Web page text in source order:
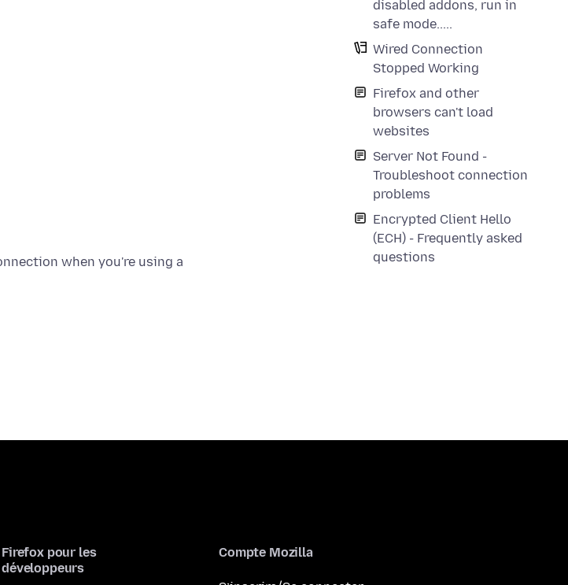
disabled addons, run in
safe mode.....
Wired Connection
Stopped Working
Firefox and other
browsers can't load
websites
Server Not Found -
Troubleshoot connection
problems
Encrypted Client Hello
(ECH) - Frequently asked
questions
when you're using a
Firefox pour les
développeurs
Compte Mozilla